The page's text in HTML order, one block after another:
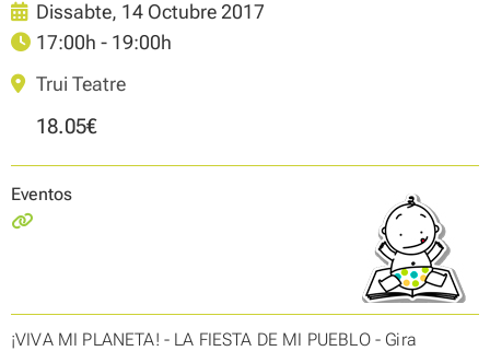
Dissabte, 14 Octubre 2017
17:00h - 19:00h
Trui Teatre
18.05€
¡VIVA MI PLANETA! - LA FIESTA DE MI PUEBLO - Gira
Eventos